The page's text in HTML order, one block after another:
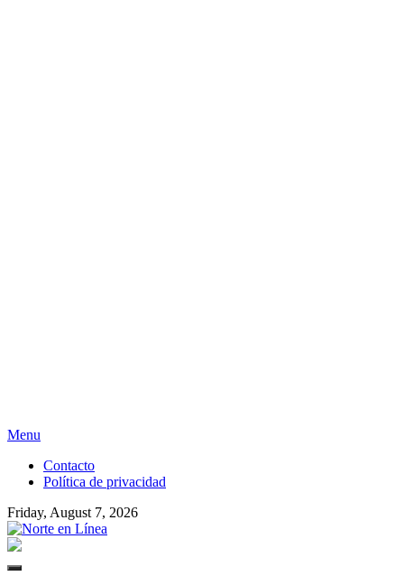
Skip
content
Menu
Contacto
Política de privacidad
Friday, August 7, 2026